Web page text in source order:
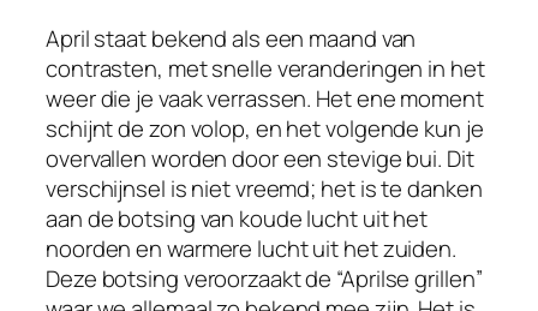
April staat bekend als een maand van
contrasten, met snelle veranderingen in het
weer die je vaak verrassen. Het ene moment
schijnt de zon volop, en het volgende kun je
overvallen worden door een stevige bui. Dit
verschijnsel is niet vreemd; het is te danken
aan de botsing van koude lucht uit het
noorden en warmere lucht uit het zuiden.
Deze botsing veroorzaakt de “Aprilse grillen”